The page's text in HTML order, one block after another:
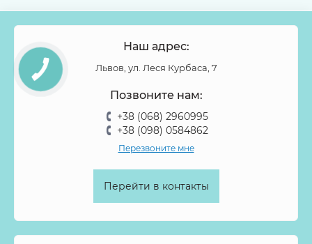
Наш адрес:
Львов, ул. Леся Курбаса, 7
Позвоните нам:
+38 (068) 2960995
+38 (098) 0584862
Перезвоните мне
Перейти в контакты